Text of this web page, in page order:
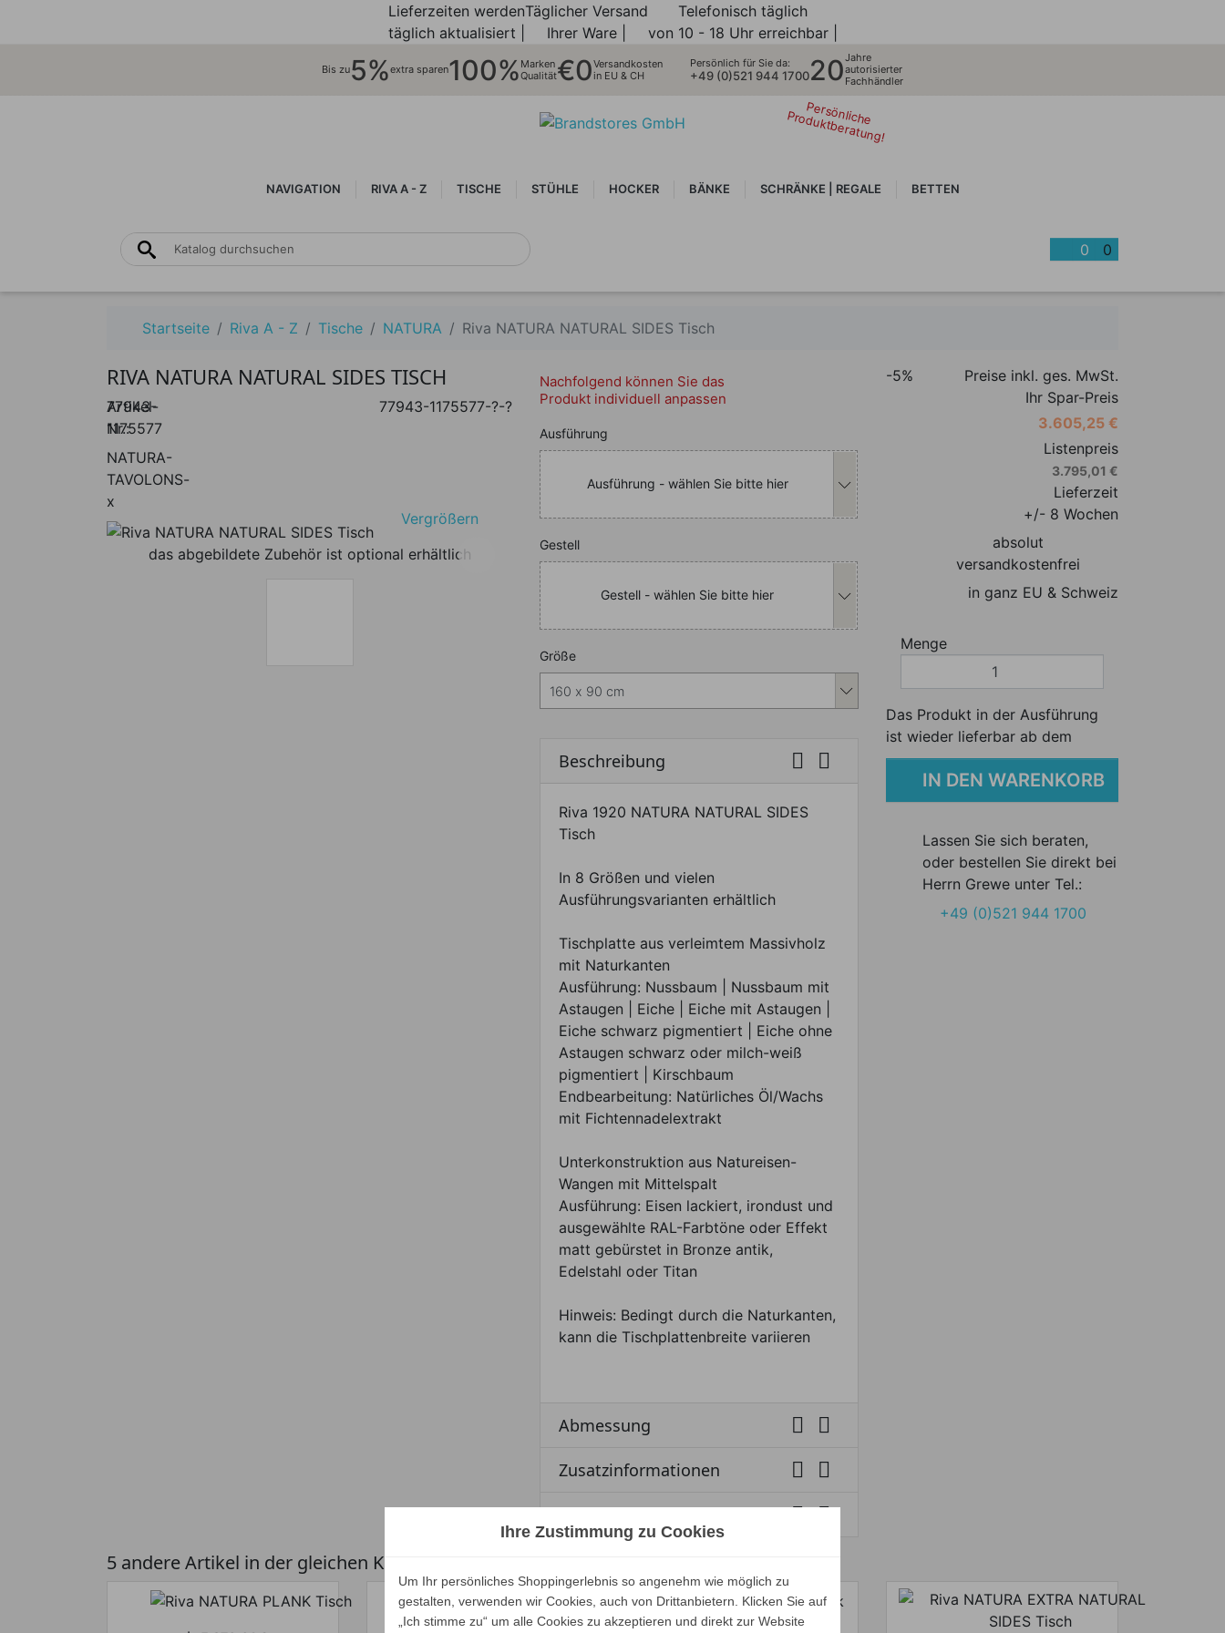
Lieferzeiten werden
täglich aktualisiert |
Täglicher Versand
Ihrer Ware |
Telefonisch täglich
von 10 - 18 Uhr erreichbar |
Bis zu5%extra sparen100% Marken
Qualität€0Versandkosten
in EU & CH
Persönlich für Sie da:
+49 (0)521 944 1700
Persönliche
Produktberatung!
20Jahre
autorisierter
Fachhändler
NAVIGATION RIVA A - Z TISCHE STÜHLE HOCKER BÄNKE SCHRÄNKE | REGALE BETTEN
0 0
Startseite Riva A - Z Tische NATURA Riva NATURA NATURAL SIDES Tisch
RIVA NATURA NATURAL SIDES TISCH
Artikel-
Nr.:
NATURA-
TAVOLONS-
x
77943-
1175577
77943-1175577-?-?
Vergrößern
das abgebildete Zubehör ist optional erhältlich
Nachfolgend können Sie das
Produkt individuell anpassen
Nachfolgend können Sie das Produkt individuell anpassen
Ausführung
Ausführung - wählen Sie bitte hier
Nachfolgend können Sie das Produkt individuell anpassen
Gestell
Gestell - wählen Sie bitte hier
Nachfolgend können Sie das Produkt individuell anpassen
Größe
Beschreibung  
Riva 1920 NATURA NATURAL SIDES
Tisch
In 8 Größen und vielen
Ausführungsvarianten erhältlich
Tischplatte aus verleimtem Massivholz
mit Naturkanten
Ausführung: Nussbaum | Nussbaum mit
Astaugen | Eiche | Eiche mit Astaugen |
Eiche schwarz pigmentiert | Eiche ohne
Astaugen schwarz oder milch-weiß
pigmentiert | Kirschbaum
Endbearbeitung: Natürliches Öl/Wachs
mit Fichtennadelextrakt
Unterkonstruktion aus Natureisen-
Wangen mit Mittelspalt
Ausführung: Eisen lackiert, irondust und
ausgewählte RAL-Farbtöne oder Effekt
matt gebürstet in Bronze antik,
Edelstahl oder Titan
Hinweis: Bedingt durch die Naturkanten,
kann die Tischplattenbreite variieren
Abmessung  
Zusatzinformationen  
Produktsicherheit  
-5%
Preise inkl. ges. MwSt.
Ihr Spar-Preis
3.605,25 €
Listenpreis
3.795,01 €
Lieferzeit
+/- 8 Wochen
absolut
versandkostenfrei
in ganz EU & Schweiz
Menge
Das Produkt in der Ausführung
ist wieder lieferbar ab dem
IN DEN WARENKORB
Lassen Sie sich beraten,
oder bestellen Sie direkt bei
Herrn Grewe unter Tel.:
+49 (0)521 944 1700
5 andere Artikel in der gleichen Kategorie:
Ihre Zustimmung zu Cookies
Um Ihr persönliches Shoppingerlebnis so angenehm wie möglich zu
gestalten, verwenden wir Cookies, auch von Drittanbietern. Klicken Sie auf
„Ich stimme zu“ um alle Cookies zu akzeptieren und direkt zur Website